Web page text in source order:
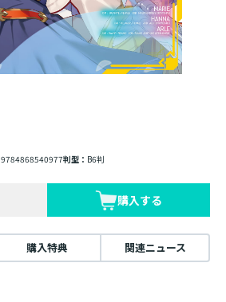
9784868540977判型： B6判
購入する
購入特典 関連ニュース